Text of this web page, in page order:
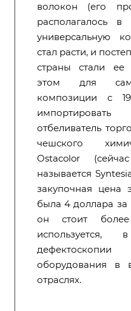
волокон (его
располагалось
универсальную
стал расти, и
страны стали ее
этом для
композиции с
отбеливатель
чешского
Ostacolor
называется
закупочная цена
была 4 доллара за
он стоит
оборудования в
отраслях.